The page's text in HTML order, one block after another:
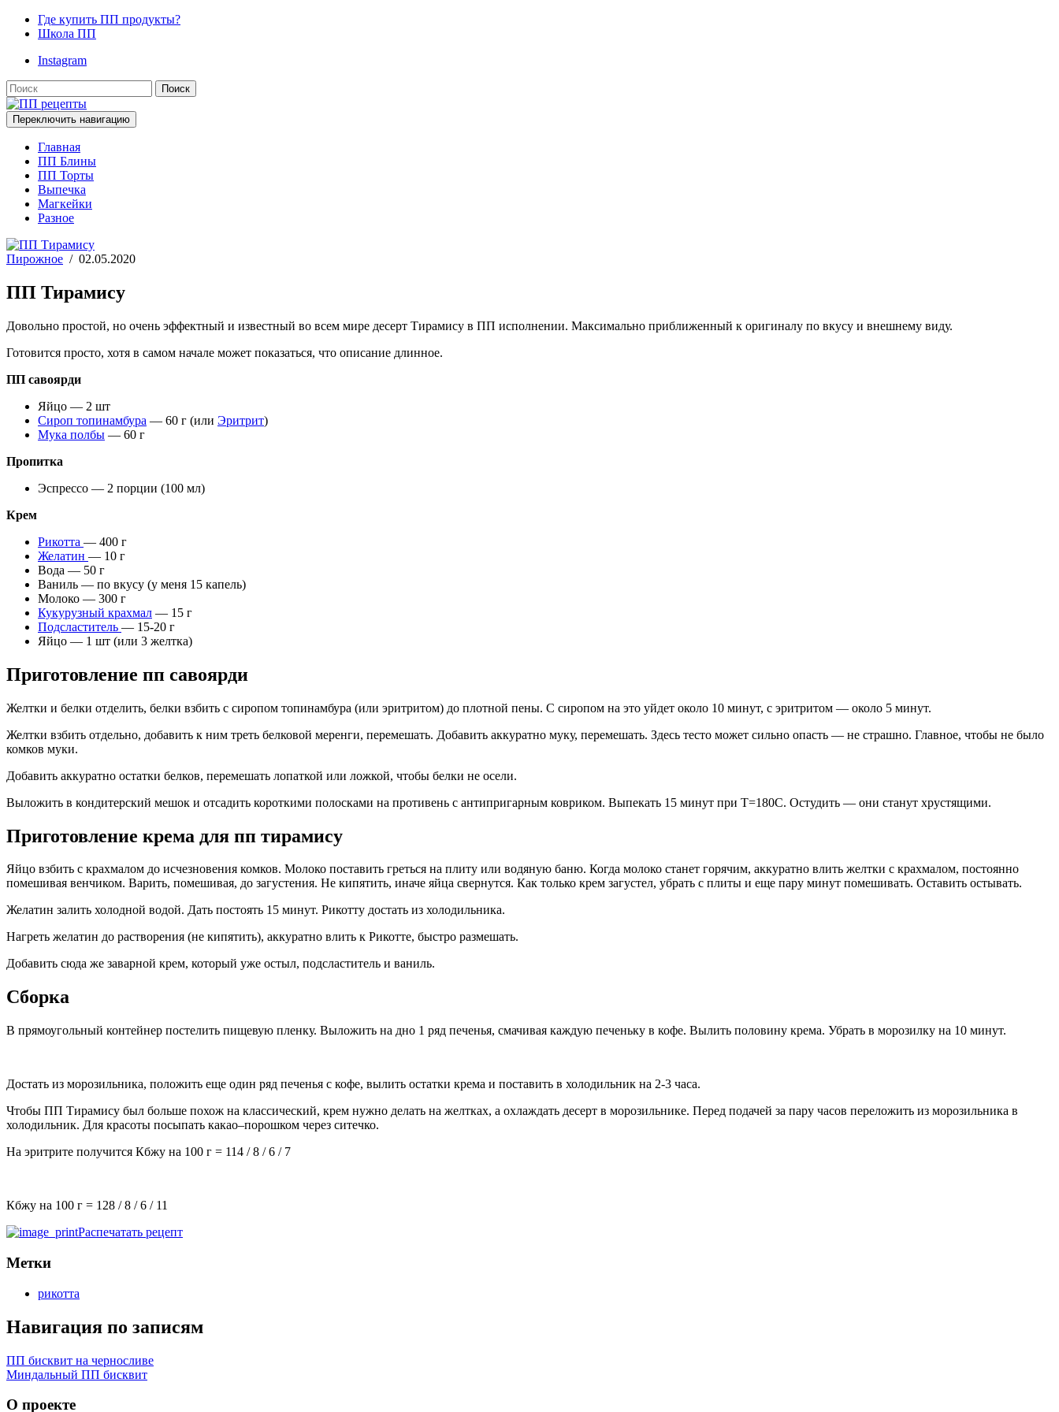
Где купить ПП продукты?
Школа ПП
Instagram
Поиск
Переключить навигацию
Главная
ПП Блины
ПП Торты
Выпечка
Магкейки
Разное
Пирожное / 02.05.2020
ПП Тирамису
Довольно простой, но очень эффектный и известный во всем мире десерт Тирамису в ПП исполнении. Максимально приближенный к оригиналу по вкусу и внешнему виду.
Готовится просто, хотя в самом начале может показаться, что описание длинное.
ПП савоярди
Яйцо — 2 шт
Сироп топинамбура — 60 г (или Эритрит)
Мука полбы — 60 г
Пропитка
Эспрессо — 2 порции (100 мл)
Крем
Рикотта — 400 г
Желатин — 10 г
Вода — 50 г
Ваниль — по вкусу (у меня 15 капель)
Молоко — 300 г
Кукурузный крахмал — 15 г
Подсластитель — 15-20 г
Яйцо — 1 шт (или 3 желтка)
Приготовление пп савоярди
Желтки и белки отделить, белки взбить с сиропом топинамбура (или эритритом) до плотной пены. С сиропом на это уйдет около 10 минут, с эритритом — около 5 минут.
Желтки взбить отдельно, добавить к ним треть белковой меренги, перемешать. Добавить аккуратно муку, перемешать. Здесь тесто может сильно опасть — не страшно. Главное, чтобы не было
комков муки.
Добавить аккуратно остатки белков, перемешать лопаткой или ложкой, чтобы белки не осели.
Выложить в кондитерский мешок и отсадить короткими полосками на противень с антипригарным ковриком. Выпекать 15 минут при Т=180С. Остудить — они станут хрустящими.
Приготовление крема для пп тирамису
Яйцо взбить с крахмалом до исчезновения комков. Молоко поставить греться на плиту или водяную баню. Когда молоко станет горячим, аккуратно влить желтки с крахмалом, постоянно
помешивая венчиком. Варить, помешивая, до загустения. Не кипятить, иначе яйца свернутся. Как только крем загустел, убрать с плиты и еще пару минут помешивать. Оставить остывать.
Желатин залить холодной водой. Дать постоять 15 минут. Рикотту достать из холодильника.
Нагреть желатин до растворения (не кипятить), аккуратно влить к Рикотте, быстро размешать.
Добавить сюда же заварной крем, который уже остыл, подсластитель и ваниль.
Сборка
В прямоугольный контейнер постелить пищевую пленку. Выложить на дно 1 ряд печенья, смачивая каждую печеньку в кофе. Вылить половину крема. Убрать в морозилку на 10 минут.
Достать из морозильника, положить еще один ряд печенья с кофе, вылить остатки крема и поставить в холодильник на 2-3 часа.
Чтобы ПП Тирамису был больше похож на классический, крем нужно делать на желтках, а охлаждать десерт в морозильнике. Перед подачей за пару часов переложить из морозильника в
холодильник. Для красоты посыпать какао–порошком через ситечко.
На эритрите получится Кбжу на 100 г = 114 / 8 / 6 / 7
Кбжу на 100 г = 128 /8 /6 / 11
Распечатать рецепт
Метки
рикотта
Навигация по записям
ПП бисквит на черносливе
Миндальный ПП бисквит
О проекте